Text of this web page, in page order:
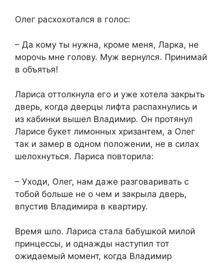
Олег расхохотался в голос:
– Да кому ты нужна, кроме меня, Ларка, не
морочь мне голову. Муж вернулся. Принимай
в объятья!
Лариса оттолкнула его и уже хотела закрыть
дверь, когда дверцы лифта распахнулись и
из кабинки вышел Владимир. Он протянул
Ларисе букет лимонных хризантем, а Олег
так и замер в одном положении, не в силах
шелохнуться. Лариса повторила:
– Уходи, Олег, нам даже разговаривать с
тобой больше не о чем и закрыла дверь,
впустив Владимира в квартиру.
Время шло. Лариса стала бабушкой милой
принцессы, и однажды наступил тот
ожидаемый момент, когда Владимир